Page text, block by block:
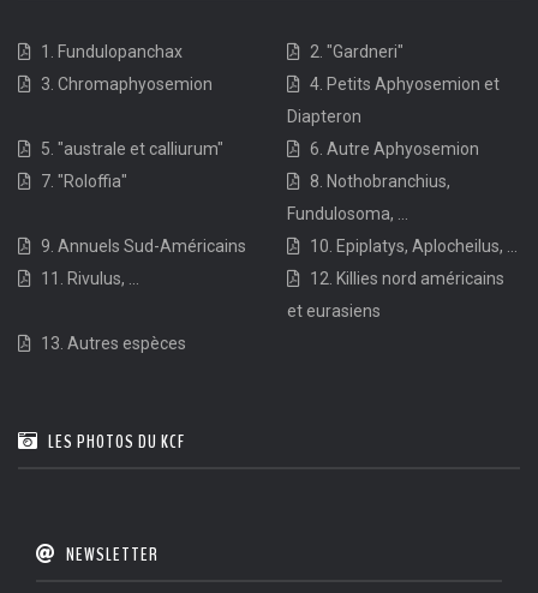
1. Fundulopanchax
2. "Gardneri"
3. Chromaphyosemion
4. Petits Aphyosemion et
Diapteron
5. "australe et calliurum"
6. Autre Aphyosemion
7. "Roloffia"
8. Nothobranchius,
Fundulosoma, ...
9. Annuels Sud-Américains
10. Epiplatys, Aplocheilus, ...
11. Rivulus, ...
12. Killies nord américains
et eurasiens
13. Autres espèces
LES PHOTOS DU KCF
NEWSLETTER